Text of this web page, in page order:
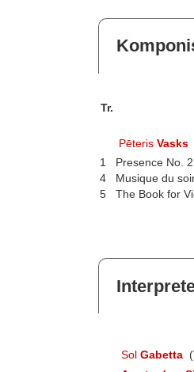
Tr.
PēterisVasks
1
Presence No.
4
Musique du
5
The Book for
Sol Gabetta